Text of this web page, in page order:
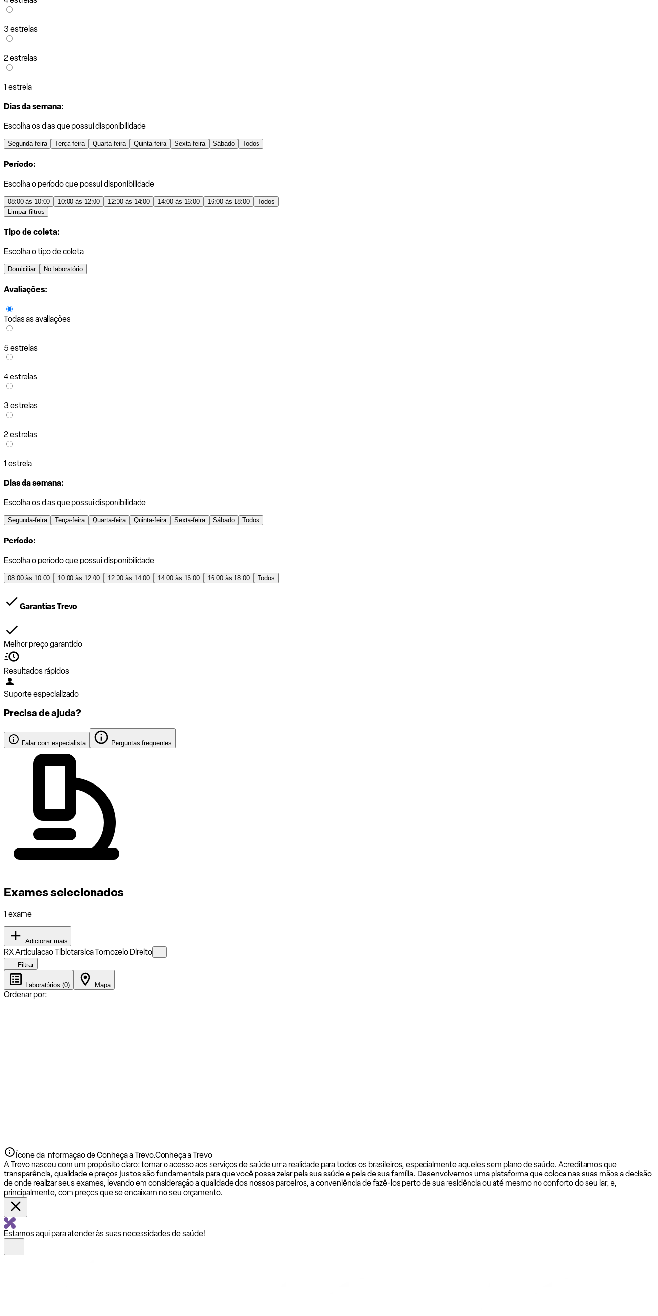
3 estrelas
2 estrelas
1 estrela
Dias da semana:
Escolha os dias que possui disponibilidade
Segunda-feira Terça-feira Quarta-feira Quinta-feira Sexta-feira Sábado Todos
Período:
Escolha o período que possui disponibilidade
08:00 às 10:00 10:00 às 12:00 12:00 às 14:00 14:00 às 16:00 16:00 às 18:00
Todos
Limpar filtros
Tipo de coleta:
Escolha o tipo de coleta
Domiciliar No laboratório
Avaliações:
Todas as avaliações
5 estrelas
4 estrelas
3 estrelas
2 estrelas
1 estrela
Dias da semana:
Escolha os dias que possui disponibilidade
Segunda-feira Terça-feira Quarta-feira Quinta-feira Sexta-feira Sábado Todos
Período:
Escolha o período que possui disponibilidade
08:00 às 10:00 10:00 às 12:00 12:00 às 14:00 14:00 às 16:00 16:00 às 18:00 Todos
Garantias Trevo
Melhor preço garantido
Resultados rápidos
Suporte especializado
Precisa de ajuda?
Falar com especialista Perguntas frequentes
Exames selecionados
1 exame
Adicionar mais
RX Articulacao Tibiotarsica Tornozelo Direito
Filtrar
Laboratórios (0) Mapa
Ordenar por:
Ícone da Informação de Conheça a Trevo.Conheça a Trevo
A Trevo nasceu com um propósito claro: tornar o acesso aos serviços de saúde uma realidade para todos os brasileiros, especialmente aqueles sem plano de saúde. Acreditamos que
transparência, qualidade e preços justos são fundamentais para que você possa zelar pela sua saúde e pela de sua família. Desenvolvemos uma plataforma que coloca nas suas mãos a decisão
de onde realizar seus exames, levando em consideração a qualidade dos nossos parceiros, a conveniência de fazê-los perto de sua residência ou até mesmo no conforto do seu lar, e,
principalmente, com preços que se encaixam no seu orçamento.
Estamos aqui para atender às suas necessidades de saúde!